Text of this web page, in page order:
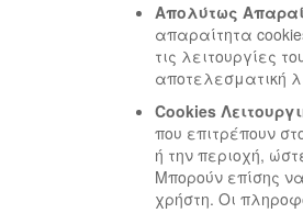
Απολύτως
απαραίτητα
τις λειτουργίες
αποτελεσματική
Cookies
που επιτρέπουν
ή την περιοχή,
Μπορούν επίσης
χρήστη. Οι